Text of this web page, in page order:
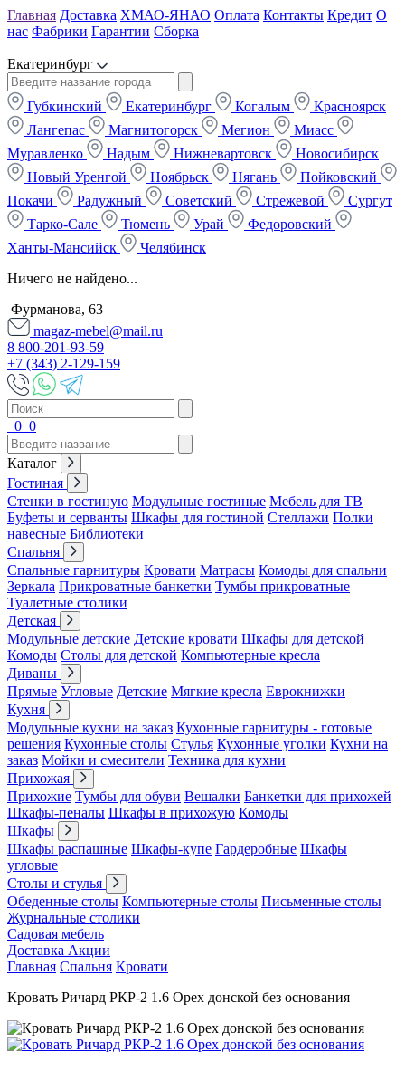
Главная Доставка ХМАО-ЯНАО Оплата Контакты Кредит О
нас Фабрики Гарантии Сборка
Екатеринбург
Губкинский Екатеринбург Когалым
Красноярск
Лангепас
Магнитогорск Мегион
Миасс
Муравленко
Надым Нижневартовск
Новосибирск
Новый Уренгой
Ноябрьск Нягань
Пойковский
Покачи
Радужный Советский Стрежевой
Сургут
Тарко-Сале
Тюмень Урай
Федоровский
Ханты-Мансийск
Челябинск
Ничего не найдено...
Фурманова, 63
magaz-mebel@mail.ru
8 800-201-93-59
+7 (343) 2-129-159
0 0
Каталог
Гостиная
Стенки в гостиную Модульные гостиные Мебель для ТВ
Буфеты и серванты Шкафы для гостиной Стеллажи Полки
навесные Библиотеки
Спальня
Спальные гарнитуры Кровати Матрасы Комоды для спальни
Зеркала Прикроватные банкетки Тумбы прикроватные
Туалетные столики
Детская
Модульные детские Детские кровати Шкафы для детской
Комоды Столы для детской Компьютерные кресла
Диваны
Прямые Угловые Детские Мягкие кресла Еврокнижки
Кухня
Модульные кухни на заказ Кухонные гарнитуры - готовые
решения Кухонные столы Стулья Кухонные уголки Кухни на
заказ Мойки и смесители Техника для кухни
Прихожая
Прихожие Тумбы для обуви Вешалки Банкетки для прихожей
Шкафы-пеналы Шкафы в прихожую Комоды
Шкафы
Шкафы распашные Шкафы-купе Гардеробные Шкафы
угловые
Столы и стулья
Обеденные столы Компьютерные столы Письменные столы
Журнальные столики
Садовая мебель
Доставка Акции
Главная Спальня Кровати
Кровать Ричард РКР-2 1.6 Орех донской без основания